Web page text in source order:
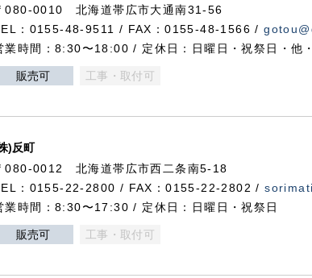
080-0010 北海道帯広市大通南31-56
：0155-48-9511 / FAX：0155-48-1566 /
業時間：8:30〜18:00 / 定休日：日曜日・祝祭日・他
販売可 工事・取付可
)反町
080-0012 北海道帯広市西二条南5-18
：0155-22-2800 / FAX：0155-22-2802 /
業時間：8:30〜17:30 / 定休日：日曜日・祝祭日
販売可 工事・取付可